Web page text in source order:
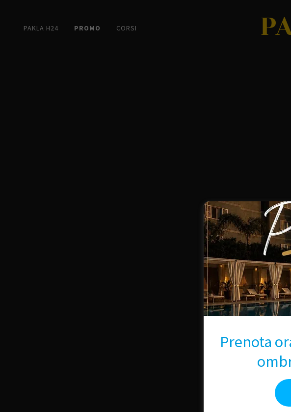
PAKLA H24 PROMO CORSI
Prenota